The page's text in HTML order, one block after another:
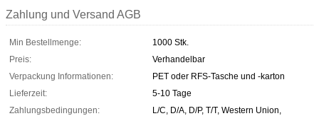
Zahlung und Versand AGB
Min Bestellmenge:
1000 Stk.
Preis:
Verhandelbar
Verpackung Informationen:
PET oder RFS-Tasche und -karton
Lieferzeit:
5-10 Tage
Zahlungsbedingungen:
L/C, D/A, D/P, T/T, Western Union,